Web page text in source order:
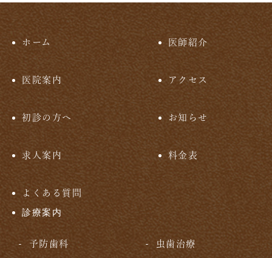
ホーム 医師紹介
医院案内 アクセス
初診の方へ お知らせ
求人案内 料金表
よくある質問
診療案内
予防歯科 虫歯治療